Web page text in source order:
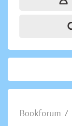
Bookforum /